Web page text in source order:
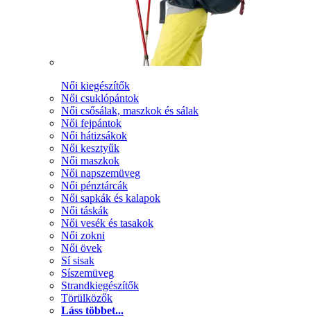
Női kiegészítők
Női csuklópántok
Női csősálak, maszkok és sálak
Női fejpántok
Női hátizsákok
Női kesztyűk
Női maszkok
Női napszemüveg
Női pénztárcák
Női sapkák és kalapok
Női táskák
Női vesék és tasakok
Női zokni
Női övek
Sí sisak
Síszemüveg
Strandkiegészítők
Törülközők
Láss többet...